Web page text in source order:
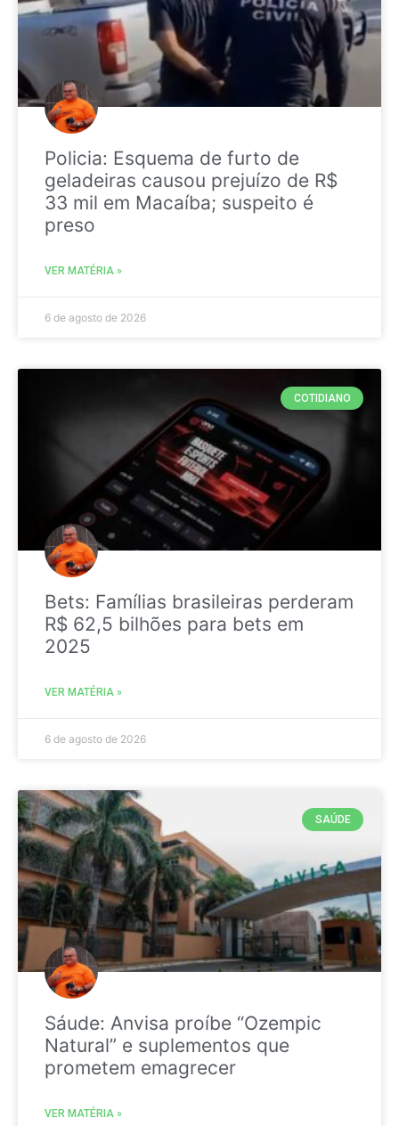
Policia: Esquema de furto de
geladeiras causou prejuízo de R$
33 mil em Macaíba; suspeito é
preso
VER MATÉRIA »
6 de agosto de 2026
COTIDIANO
Bets: Famílias brasileiras perderam
R$ 62,5 bilhões para bets em
2025
VER MATÉRIA »
6 de agosto de 2026
SAÚDE
Sáude: Anvisa proíbe “Ozempic
Natural” e suplementos que
prometem emagrecer
VER MATÉRIA »